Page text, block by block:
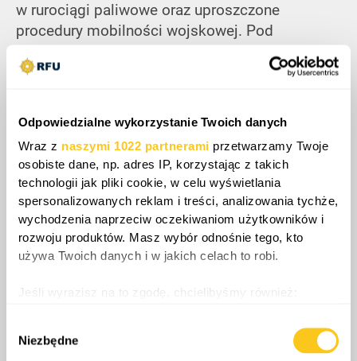
Odpowiedzialne wykorzystanie Twoich danych
Wraz z naszymi 1022 partnerami przetwarzamy Twoje
osobiste dane, np. adres IP, korzystając z takich
technologii jak pliki cookie, w celu wyświetlania
spersonalizowanych reklam i treści, analizowania tychże,
wychodzenia naprzeciw oczekiwaniom użytkowników i
rozwoju produktów. Masz wybór odnośnie tego, kto
używa Twoich danych i w jakich celach to robi.
Jeśli wyrazisz na to zgodę, chcielibyśmy również:
geograficznej z dokładnością nawet do kilku metrów
zgody
Niezbędne
w rurociągi paliwowe oraz uproszczone
procedury mobilności wojskowej. Pod
interpretuje tarcia suwerennościowe czasu
zbiorowej. Każda próba kinetycznego
wykorzystania tych luk prawdopodobnie
wywołałaby zmasowaną reakcję
wielodomenową, wykraczającą poza progi
eskalacyjne przewidywane przez Moskwę.
0Komentarze